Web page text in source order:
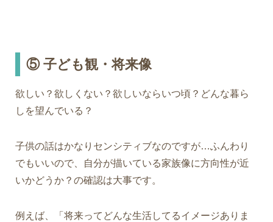
⑤子ども観・将来像
欲しい？欲しくない？欲しいならいつ頃？どんな暮ら
しを望んでいる？
子供の話はかなりセンシティブなのですが…ふんわり
でもいいので、自分が描いている家族像に方向性が近
いかどうか？の確認は大事です。
例えば、
「将来ってどんな生活してるイメージありま